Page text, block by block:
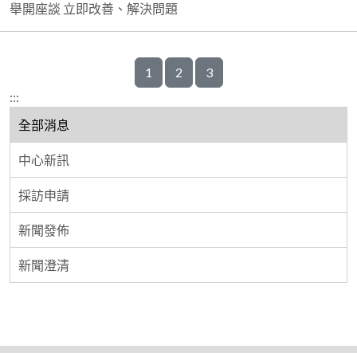
:::
全部消息
中心新訊
採訪申請
新聞發佈
新聞澄清
舉開座談 立即改善、解決問題
1 2 3